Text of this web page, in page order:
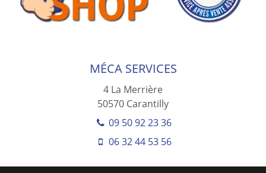
MÉCA SERVICES
4 La Merrière
50570 Carantilly
09 50 92 23 36
06 32 44 53 56